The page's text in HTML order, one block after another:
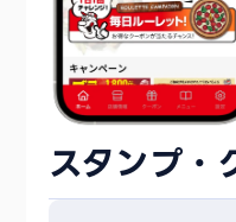
スタンプ・